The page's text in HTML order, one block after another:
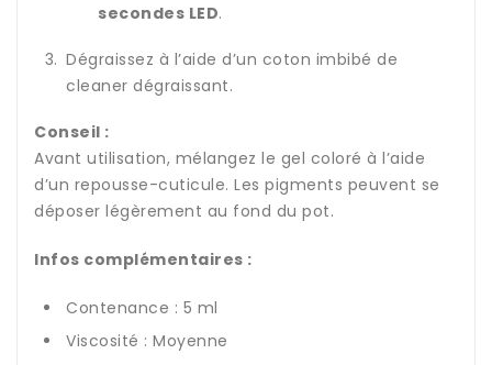
secondes LED.
Dégraissez à l’aide d’un coton imbibé de
cleaner dégraissant.
Conseil :
Avant utilisation, mélangez le gel coloré à l’aide
d’un repousse-cuticule. Les pigments peuvent se
déposer légèrement au fond du pot.
Infos complémentaires :
Contenance : 5 ml
Viscosité : Moyenne